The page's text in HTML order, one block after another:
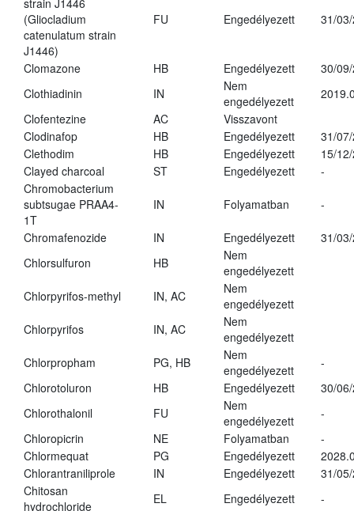
strain J1446
(Gliocladium
catenulatum strain
J1446)
FU Engedélyezett 31/
Clomazone HB Engedélyezett
30/
Clothiadinin
IN
Nem
engedélyezett
Clofentezine
AC
Visszavont
Clodinafop
HB Engedélyezett
31/
Clethodim
HB Engedélyezett
15/
Clayed charcoal
ST Engedélyezett
-
Chromobacterium
subtsugae PRAA4-
1T
IN Folyamatban -
Chromafenozide IN Engedélyezett
31/
Chlorsulfuron
HB
Nem
engedélyezett
Chlorpyrifos-methyl
IN, AC
Nem
engedélyezett
Chlorpyrifos
IN, AC
Nem
engedélyezett
Chlorpropham
PG, HB
Nem
engedélyezett
-
Chlorotoluron
HB Engedélyezett
30/
Chlorothalonil
FU
Nem
engedélyezett
-
Chloropicrin
NE Folyamatban
-
Chlormequat
PG Engedélyezett
Chlorantraniliprole
IN Engedélyezett
31/
Chitosan
hydrochloride
EL Engedélyezett
-